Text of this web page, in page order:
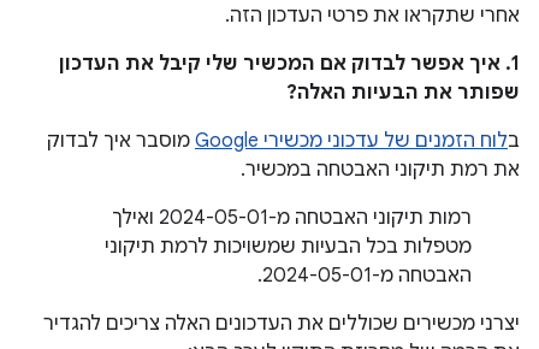
אחרי שתקראו את פרטי העדכון הזה.
1. איך אפשר לבדוק אם המכשיר שלי קיבל את העדכון
שפותר את הבעיות האלה?
בלוח הזמנים של עדכוני מכשירי Google
מוסבר איך לבדוק
את רמת תיקוני האבטחה במכשיר.
רמות תיקוני האבטחה מ-2024-05-01 ואילך
מטפלות בכל הבעיות שמשויכות לרמת תיקוני
האבטחה מ-2024-05-01.
יצרני מכשירים שכוללים את העדכונים האלה צריכים להגדיר